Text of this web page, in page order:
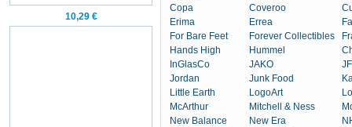
10,29 €
Copa
Coveroo
Erima
Errea
For Bare Feet
Forever Collectibles
Hands High
Hummel
InGlasCo
JAKO
Jordan
Junk Food
Little Earth
LogoArt
McArthur
Mitchell & Ness
New Balance
New Era